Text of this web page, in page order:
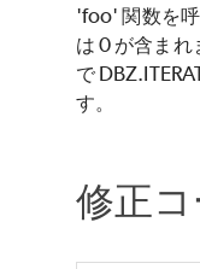
'foo' 関数を
は 0 が含ま
で
す。
修正